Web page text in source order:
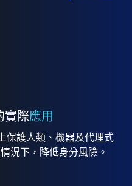
實際應用
保護人類、機器及代理式
況下，降低身分風險。